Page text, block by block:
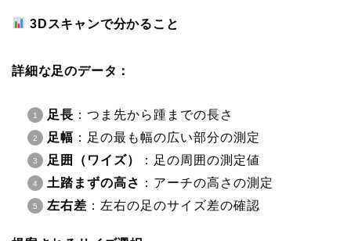
3Dスキャンで分かること
詳細な足のデータ：
足長 ：つま先から踵までの長さ
足幅 ：足の最も幅の広い部分の測定
足囲（ワイズ）
：足の周囲の測定値
土踏まずの高さ ：アーチの高さの測定
左右差 ：左右の足のサイズ差の確認